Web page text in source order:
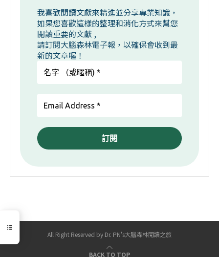
我喜歡閱讀文獻來精進並分享專業知識，
如果您喜歡這樣的整理和消化方式來幫您
閱讀重要的文獻 ,
請訂閱大腦森林電子報，以確保會收到最
新的文章喔！
All Right Reserved by Dr. PN's大腦森林閱讀之旅
BACK TO TOP